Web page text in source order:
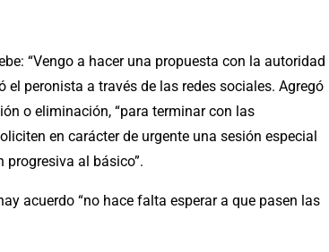
“Vengo a hacer una propuesta con la autoridad
el peronista a través de las redes sociales. Agregó
o eliminación, “para terminar con las
en carácter de urgente una sesión especial
al básico”.
acuerdo “no hace falta esperar a que pasen las